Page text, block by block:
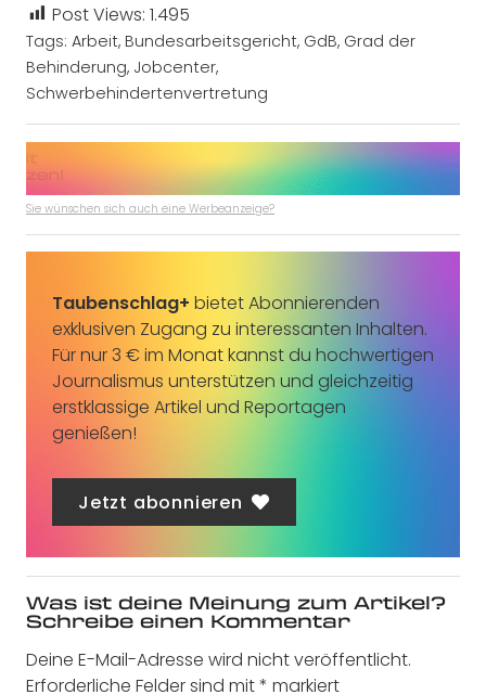
Post Views: 1.495
Tags: Arbeit, Bundesarbeitsgericht, GdB, Grad der
Behinderung, Jobcenter,
Schwerbehindertenvertretung
Sie wünschen sich auch eine Werbeanzeige?
Taubenschlag+ bietet Abonnierenden
exklusiven Zugang zu interessanten Inhalten.
Für nur 3 € im Monat kannst du hochwertigen
Journalismus unterstützen und gleichzeitig
erstklassige Artikel und Reportagen
genießen!
Jetzt abonnieren
Was ist deine Meinung zum Artikel?
Schreibe einen Kommentar
Deine E-Mail-Adresse wird nicht veröffentlicht.
Erforderliche Felder sind mit* markiert